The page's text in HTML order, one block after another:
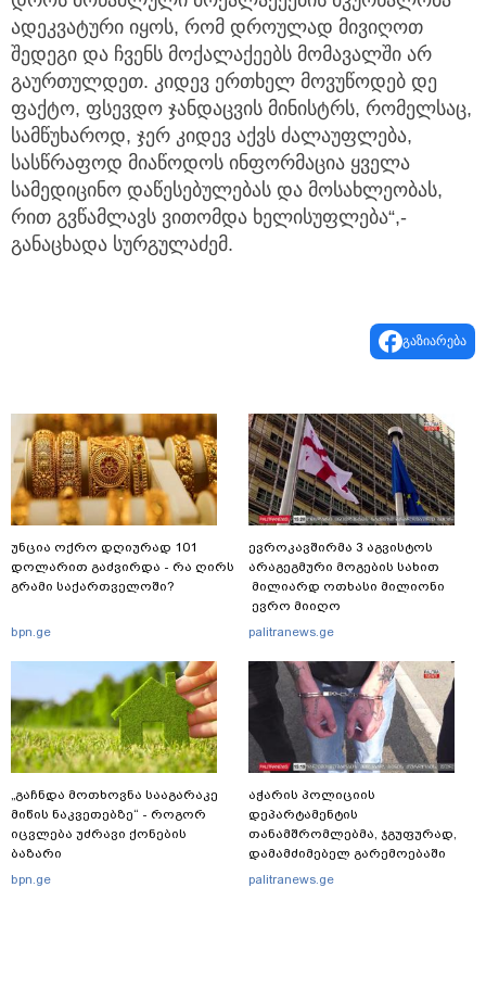
ადეკვატური იყოს, რომ დროულად მივიღოთ
შედეგი და ჩვენს მოქალაქეებს მომავალში არ
გაურთულდეთ. კიდევ ერთხელ მოვუწოდებ დე
ფაქტო, ფსევდო ჯანდაცვის მინისტრს, რომელსაც,
სამწუხაროდ, ჯერ კიდევ აქვს ძალაუფლება,
სასწრაფოდ მიაწოდოს ინფორმაცია ყველა
სამედიცინო დაწესებულებას და მოსახლეობას,
რით გვწამლავს ვითომდა ხელისუფლება“,-
განაცხადა სურგულაძემ.
გაზიარება
უნცია ოქრო დღიურად 101
დოლარით გაძვირდა - რა ღირს
გრამი საქართველოში?
bpn.ge
„გაჩნდა მოთხოვნა სააგარაკე
მიწის ნაკვეთებზე“ - როგორ
იცვლება უძრავი ქონების
ბაზარი
bpn.ge
ევროკავშირმა 3 აგვისტოს
არაგეგმური მოგების სახით
მილიარდ ოთხასი მილიონი
ევრო მიიღო
palitranews.ge
აჭარის პოლიციის
დეპარტამენტის
თანამშრომლებმა, ჯგუფურად,
დამამძიმებელ გარემოებაში
ჩადენილი განზრახ
palitranews.ge